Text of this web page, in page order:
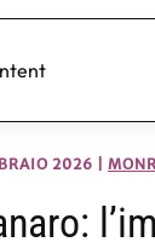
2026